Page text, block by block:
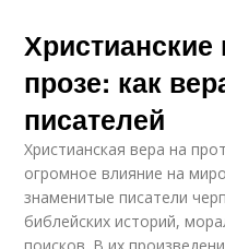
прозе: как
писателей
Христианская вера на
огромное влияние на
знаменитые писатели
библейских историй,